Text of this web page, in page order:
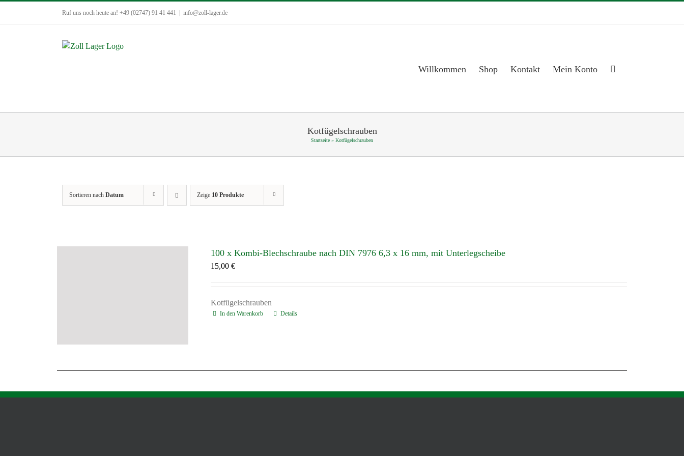
Ruf uns noch heute an! +49 (02747) 91 41 441 info@zoll-lager.de
Willkommen Shop Kontakt Mein Konto
Kotfügelschrauben
Startseite » Kotfügelschrauben
Sortieren nach Datum Zeige 10 Produkte
100 x Kombi-Blechschraube nach DIN 7976 6,3 x 16 mm, mit Unterlegscheibe
15,00€
Kotfügelschrauben
In den Warenkorb Details